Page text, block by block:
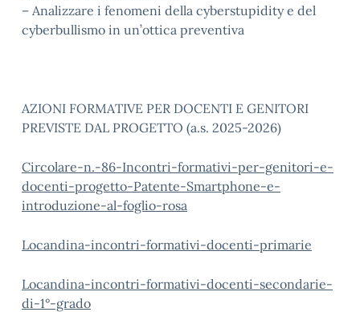
– Analizzare i fenomeni della cyberstupidity e del
cyberbullismo in un’ottica preventiva
AZIONI FORMATIVE PER DOCENTI E GENITORI
PREVISTE DAL PROGETTO (a.s. 2025-2026)
Circolare-n.-86-Incontri-formativi-per-genitori-e-
docenti-progetto-Patente-Smartphone-e-
introduzione-al-foglio-rosa
Locandina-incontri-formativi-docenti-primarie
Locandina-incontri-formativi-docenti-secondarie-
di-1°-grado